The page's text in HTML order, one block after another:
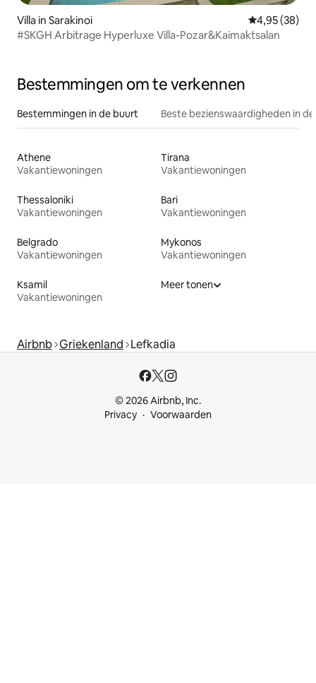
Villa in Sarakinoi Gemiddelde
4,95 (38)
#SKGH Arbitrage Hyperluxe Villa-Pozar&Kaimaktsalan
Bestemmingen om te verkennen
Bestemmingen in de buurt Beste bezienswaardigheden in
Athene
Vakantiewoningen
Tirana
Vakantiewoningen
Thessaloniki
Vakantiewoningen
Bari
Vakantiewoningen
Belgrado
Vakantiewoningen
Mykonos
Vakantiewoningen
Ksamil
Vakantiewoningen
Meer tonen
Airbnb Griekenland Lefkadia
© 2026 Airbnb, Inc.
Privacy
Voorwaarden